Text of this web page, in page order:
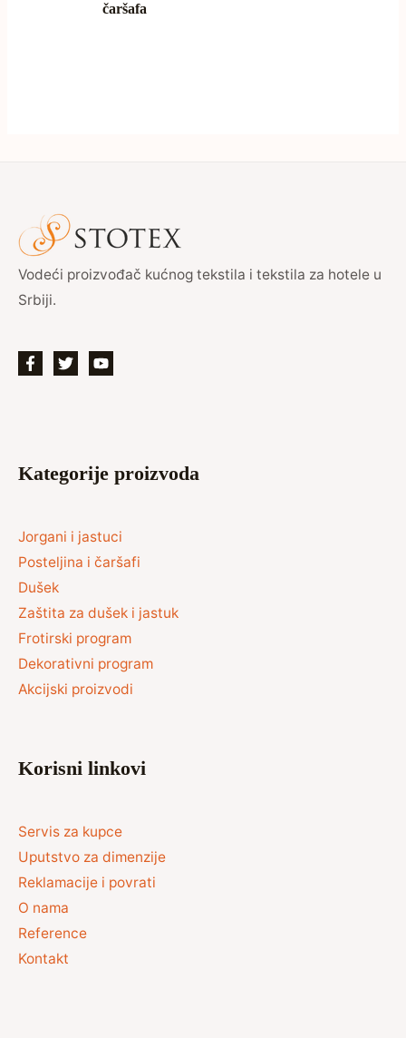
čaršafa
Vodeći proizvođač kućnog tekstila i tekstila za hotele u
Srbiji.
Kategorije proizvoda
Jorgani i jastuci
Posteljina i čaršafi
Dušek
Zaštita za dušek i jastuk
Frotirski program
Dekorativni program
Akcijski proizvodi
Korisni linkovi
Servis za kupce
Uputstvo za dimenzije
Reklamacije i povrati
O nama
Reference
Kontakt